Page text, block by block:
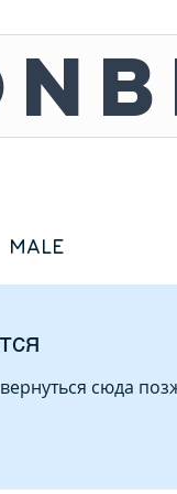
MALE
сюда